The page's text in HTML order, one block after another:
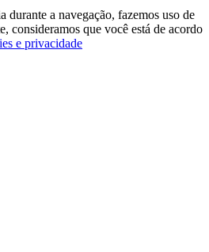
durante a navegação, fazemos uso de
consideramos que você está de acordo
e privacidade